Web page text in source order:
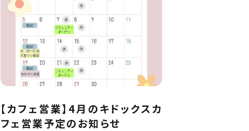
【カフェ営業】4月のキドックスカ
フェ営業予定のお知らせ